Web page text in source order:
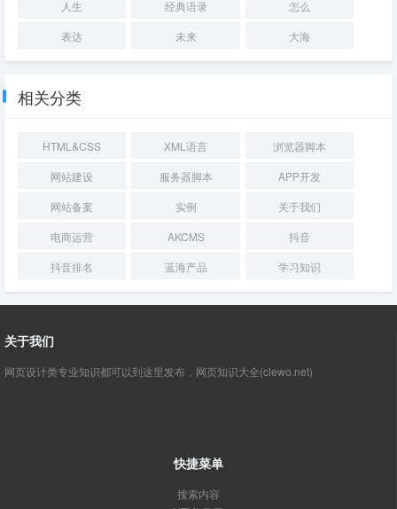
人生
经典语录
怎么
表达
未来 大海
相关分类
HTML&CSS XML语言
浏览器脚本
网站建设
服务器脚本
APP开发
网站备案
实例
关于我们
电商运营
AKCMS
抖音
抖音排名
蓝海产品 学习知识
关于我们
网页设计类专业知识都可以到这里发布，网页知识大全(clewo.net)
快捷菜单
搜索内容